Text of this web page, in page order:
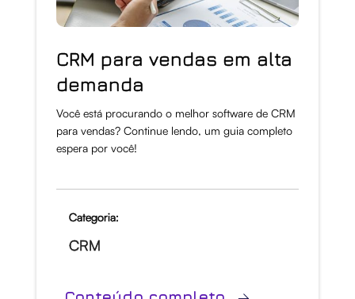
CRM para vendas em alta
demanda
Você está procurando o melhor software de CRM
para vendas? Continue lendo, um guia completo
espera por você!
Categoria:
CRM